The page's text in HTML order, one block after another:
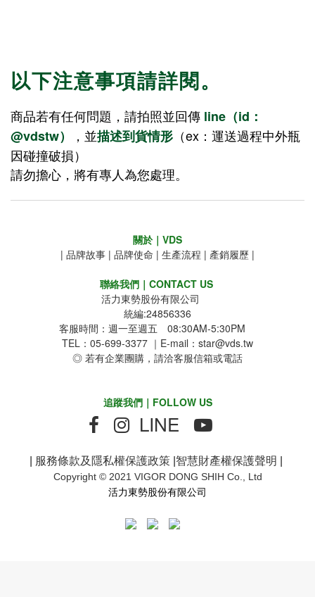
以下注意事項請詳閱。
商品若有任何問題，請拍照並回傳 line（id：
@vdstw）
，並描述到貨情形 （ex：運送過程中外瓶
因碰撞破損）
請勿擔心，將有專人為您處理。
關於｜VDS
| 品牌故事 | 品牌使命 | 生產流程 | 產銷履歷 |
聯絡我們｜CONTACT US
活力東勢股份有限公司
統編:24856336
客服時間：週一至週五 08:30AM-5:30PM
TEL：05-699-3377 ｜E-mail：star@vds.tw
◎ 若有企業團購，請洽客服信箱或電話
追蹤我們｜FOLLOW US
LINE
| 服務條款及隱私權保護政策 |智慧財產權保護聲明 |
Copyright © 2021 VIGOR DONG SHIH Co., Ltd
活力東勢股份有限公司